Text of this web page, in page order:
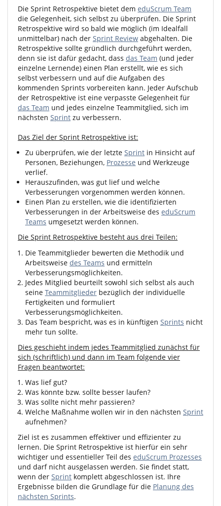
Die Sprint Retrospektive bietet dem eduScrum Team
die Gelegenheit, sich selbst zu überprüfen. Die Sprint
Retrospektive wird so bald wie möglich (im Idealfall
unmittelbar) nach der Sprint Review abgehalten. Die
Retrospektive sollte gründlich durchgeführt werden,
denn sie ist dafür gedacht, dass das Team (und jeder
einzelne Lernende) einen Plan erstellt, wie es sich
selbst verbessern und auf die Aufgaben des
kommenden Sprints vorbereiten kann. Jeder Aufschub
der Retrospektive ist eine verpasste Gelegenheit für
das Team und jedes einzelne Teammitglied, sich im
nächsten Sprint zu verbessern.
Das Ziel der Sprint Retrospektive ist:
Zu überprüfen, wie der letzte Sprint in Hinsicht auf
Personen, Beziehungen, Prozesse und Werkzeuge
verlief.
Herauszufinden, was gut lief und welche
Verbesserungen vorgenommen werden können.
Einen Plan zu erstellen, wie die identifizierten
Verbesserungen in der Arbeitsweise des eduScrum
Teams umgesetzt werden können.
Die Sprint Retrospektive besteht aus drei Teilen:
Die Teammitglieder bewerten die Methodik und
Arbeitsweise des Teams und ermitteln
Verbesserungsmöglichkeiten.
Jedes Mitglied beurteilt sowohl sich selbst als auch
seine Teammitglieder bezüglich der individuelle
Fertigkeiten und formuliert
Verbesserungsmöglichkeiten.
Das Team bespricht, was es in künftigen Sprints nicht
mehr tun sollte.
Dies geschieht indem jedes Teammitglied zunächst für
sich (schriftlich) und dann im Team folgende vier
Fragen beantwortet:
Was lief gut?
Was könnte bzw. sollte besser laufen?
Was sollte nicht mehr passieren?
Welche Maßnahme wollen wir in den nächsten Sprint
aufnehmen?
Ziel ist es zusammen effektiver und effizienter zu
lernen. Die Sprint Retrospektive ist hierfür ein sehr
wichtiger und essentieller Teil des eduScrum Prozesses
und darf nicht ausgelassen werden. Sie findet statt,
wenn der Sprint komplett abgeschlossen ist. Ihre
Ergebnisse bilden die Grundlage für die Planung des
nächsten Sprints.